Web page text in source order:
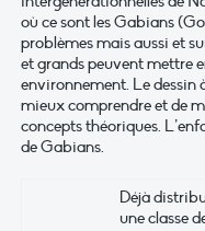
où ce sont les Gabians
problèmes mais aussi et
et grands peuvent mettre
environnement. Le dessin
mieux comprendre et de
concepts théoriques.
de Gabians.
Déjà
une classe